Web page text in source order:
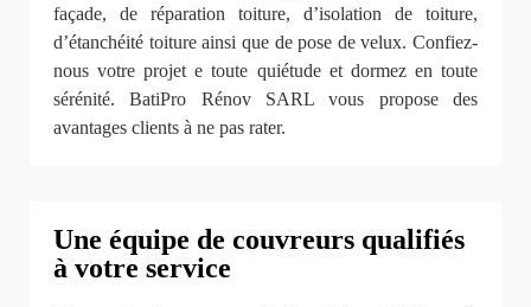
façade, de réparation toiture, d’isolation de toiture,
d’étanchéité toiture ainsi que de pose de velux. Confiez-
nous votre projet e toute quiétude et dormez en toute
sérénité. BatiPro Rénov SARL vous propose des
avantages clients à ne pas rater.
Une équipe de couvreurs qualifiés
à votre service